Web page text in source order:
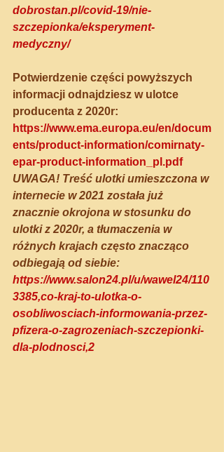
dobrostan.pl/covid-19/nie-
szczepionka/eksperyment-
medyczny/
Potwierdzenie części powyższych
informacji odnajdziesz w ulotce
producenta z 2020r:
https://www.ema.europa.eu/en/docum
ents/product-information/comirnaty-
epar-product-information_pl.pdf
UWAGA! Treść ulotki umieszczona w
internecie w 2021 została już
znacznie okrojona w stosunku do
ulotki z 2020r, a tłumaczenia w
różnych krajach często znacząco
odbiegają od siebie:
https://www.salon24.pl/u/wawel24/110
3385,co-kraj-to-ulotka-o-
osobliwosciach-informowania-przez-
pfizera-o-zagrozeniach-szczepionki-
dla-plodnosci,2